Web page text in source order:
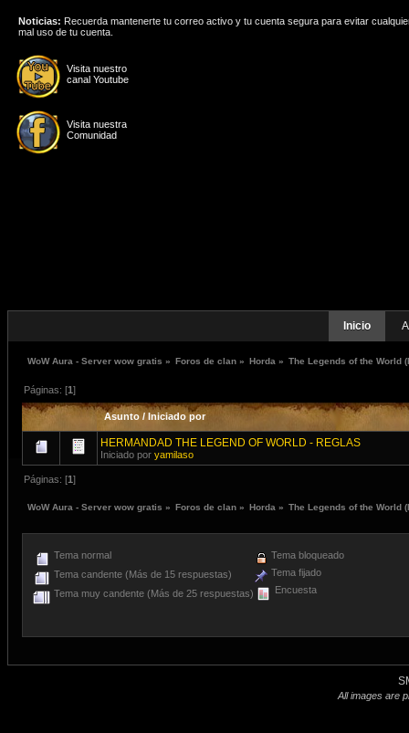
Visita nuestro
canal Youtube
Visita nuestra
Comunidad
Noticias: Recuerda mantenerte tu correo activo y tu cuenta segura para evitar
mal uso de tu cuenta.
Inicio
WoW Aura - Server wow gratis » Foros de clan » Horda » The Legends of the World
Páginas: [1]
Asunto/ Iniciado por
HERMANDAD THE LEGEND OF WORLD - REGLAS
Iniciado por yamilaso
Páginas: [1]
WoW Aura - Server wow gratis » Foros de clan » Horda » The Legends of the World
Tema normal
Tema candente (Más de 15 respuestas)
Tema muy candente (Más de 25 respuestas)
Tema bloqueado
Tema fijado
Encuesta
All images are